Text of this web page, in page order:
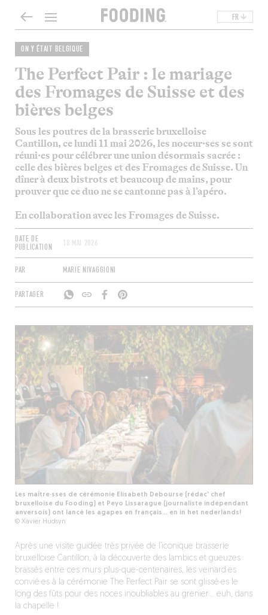
FR
ON Y ÉTAIT BELGIQUE
The Perfect Pair : le mariage
des Fromages de Suisse et des
bières belges
Sous les poutres de la brasserie bruxelloise
Cantillon, ce lundi 11 mai 2026, les noceur·ses se sont
réuni·es pour célébrer une union désormais sacrée :
celle des bières belges et des Fromages de Suisse. Un
dîner à deux bistrots et beaucoup de mains, pour
prouver que ce duo ne se cantonne pas à l’apéro.
En collaboration avec les Fromages de Suisse.
DATE DE
PUBLICATION
18 MAI 2026
PAR MARIE NIVAGGIONI
PARTAGER
Les maître·sses de cérémonie Elisabeth Debourse (rédac' chef
bruxelloise du Fooding) et Peyo Lissarague (journaliste indépendant
anversois) ont lancé les agapes en français… en in het nederlands!
© Xavier Hudsyn
Après une visite guidée très privée de l’iconique brasserie
bruxelloise Cantillon, à la découverte des lambics et gueuzes
brassés entre ces murs plus-que-centenaires, les veinard·es
convié·es à la cérémonie The Perfect Pair se sont glissé·es le
long des fûts pour des noces inoubliables au grenier… euh, dans
la chapelle !